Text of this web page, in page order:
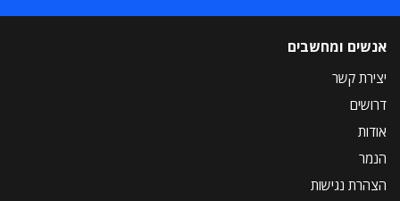
אנשים ומחשבים
יצירת קשר
דרושים
אודות
הנמר
הצהרת נגישות